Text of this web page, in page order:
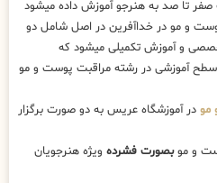
صفر تا صد به هنرجو آموزش داده میشود
و مو در خداآفرین در اصل شامل دو
و آموزش تکمیلی میشود که
متقاضیان با شرکت در این دوره 3 سطح آموزشی در رشته مراقبت پوست و مو
مو در آموزشگاه عریس به دو صورت برگزار
و موبصورت فشرده ویژه هنرجویان